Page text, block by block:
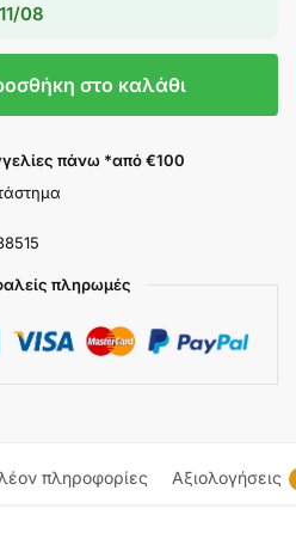
08
στο καλάθι
πάνω *από €100
πληρωμές
πληροφορίες Αξιολογήσεις